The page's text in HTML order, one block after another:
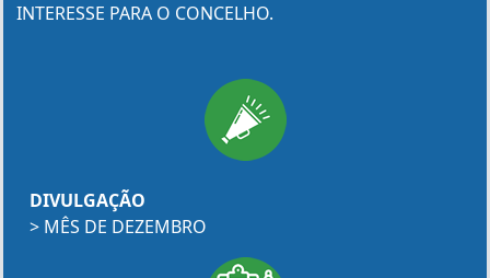
INTERESSE PARA O CONCELHO.
DIVULGAÇÃO
> MÊS DE DEZEMBRO